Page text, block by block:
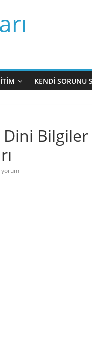
KENDI SORUNU
Dini Bilgiler
yorum